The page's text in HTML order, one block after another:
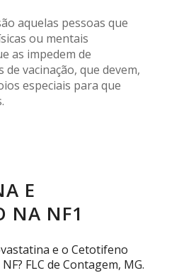
aquelas pessoas que
ou mentais
as impedem de
vacinação, que devem,
especiais para que
E
NA NF1
e o Cetotifeno
FLC de Contagem, MG.